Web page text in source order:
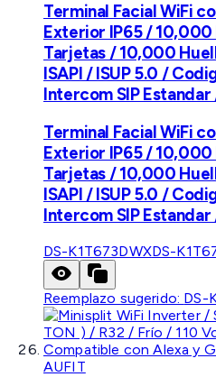
Terminal Facial WiFi
Exterior IP65 /
Tarjetas / 10,000
ISAPI / ISUP 5.0 /
Intercom SIP Estandar
Terminal Facial WiFi
Exterior IP65 /
Tarjetas / 10,000
ISAPI / ISUP 5.0 /
Intercom SIP Estandar
DS-K1T673DWXDS-
Reemplazo sugerido: DS-
AUFIT